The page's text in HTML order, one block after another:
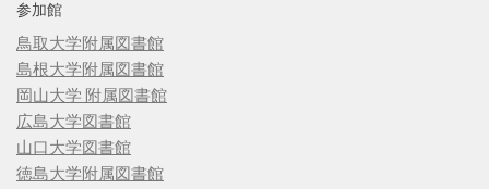
参加館
鳥取大学附属図書館
島根大学附属図書館
岡山大学 附属図書館
広島大学図書館
山口大学図書館
徳島大学附属図書館